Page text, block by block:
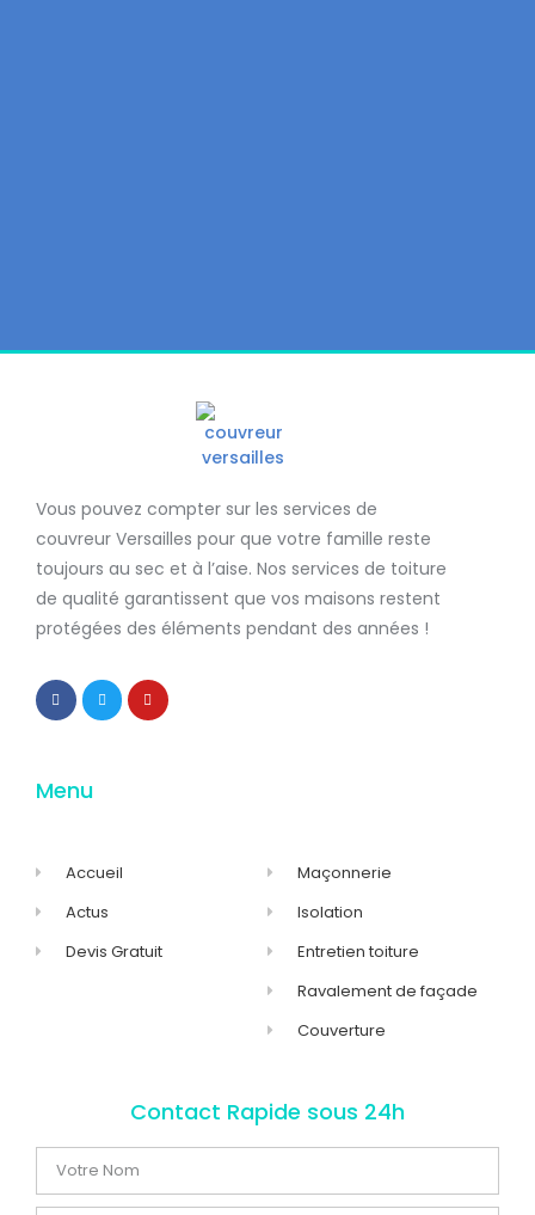
Vous pouvez compter sur les services de
couvreur Versailles pour que votre famille reste
toujours au sec et à l’aise. Nos services de toiture
de qualité garantissent que vos maisons restent
protégées des éléments pendant des années !
Menu
Accueil
Actus
Devis Gratuit
Maçonnerie
Isolation
Entretien toiture
Ravalement de façade
Couverture
Contact Rapide sous 24h